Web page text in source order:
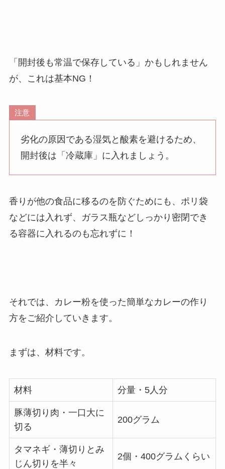
「開封後も常温で保存している」かもしれません
が、これは基本NG！
注意
劣化の原因である湿気と酸素を避けるため、
開封後は「冷蔵庫」に入れましょう。
香りが他の食品に移るのを防ぐためにも、ポリ袋
などには入れず、
ガラス瓶などしっかり密閉でき
る容器に入れるのも忘れずに！
それでは、カレー粉を使った簡単なカレーの作り
方をご紹介していきます。
まずは、材料です。
材料 分量・5人分
豚薄切り肉・一口大に
切る
200グラム
タマネギ・薄切りとみ
じん切りを半々
2個・400グラムくらい